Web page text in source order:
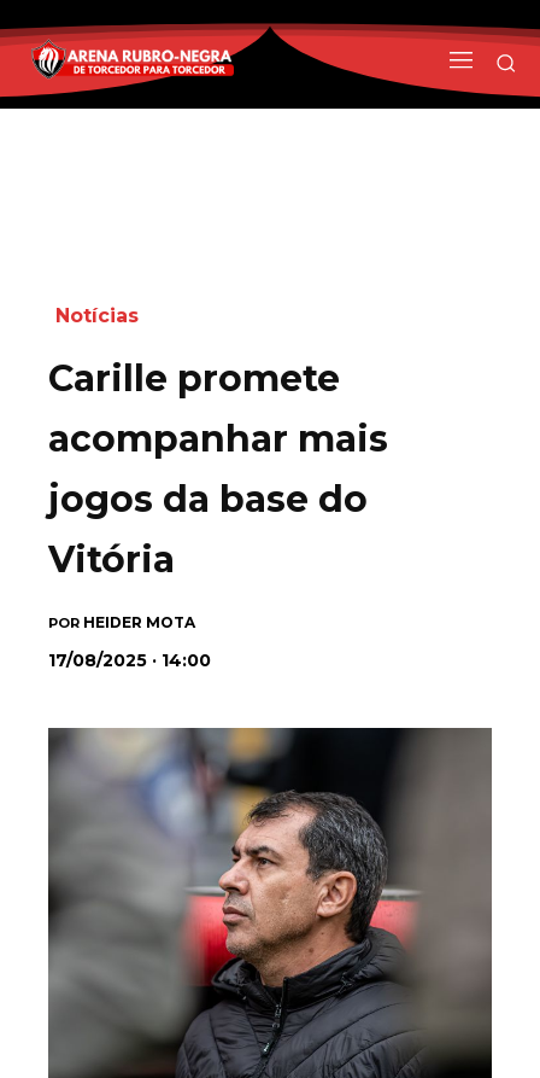
Notícias
Carille promete
acompanhar mais
jogos da base do
Vitória
POR HEIDER MOTA
17/08/2025 · 14:00